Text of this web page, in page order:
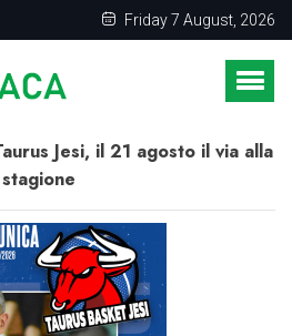
Friday 7 August, 2026
Jesi, il 21 agosto il via alla
stagione